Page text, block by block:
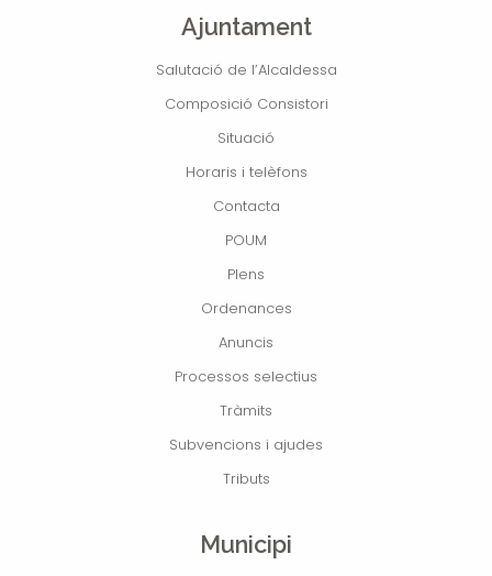
Ajuntament
Salutació de l’Alcaldessa
Composició Consistori
Situació
Horaris i telèfons
Contacta
POUM
Plens
Ordenances
Anuncis
Processos selectius
Tràmits
Subvencions i ajudes
Tributs
Municipi